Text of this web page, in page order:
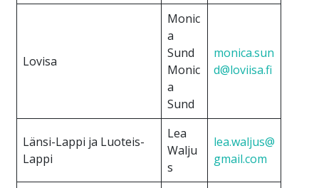
Lovisa
Monic
a
Sund
Monic
a
Sund
monica.sun
d@loviisa.fi
Länsi-Lappi ja Luoteis-
Lappi
Lea
Walju
s
lea.waljus@
gmail.com